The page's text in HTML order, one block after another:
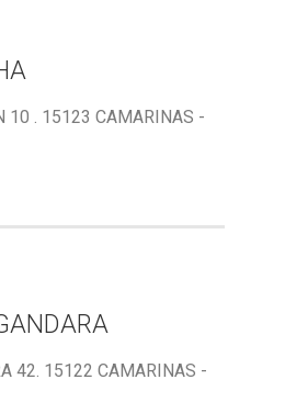
10 . 15123 CAMARINAS -
42. 15122 CAMARINAS -